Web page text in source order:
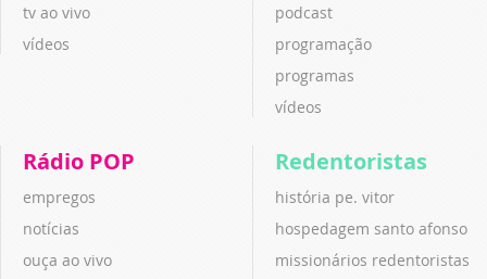
tv ao vivo
vídeos
podcast
programação
programas
vídeos
Rádio POP
empregos
notícias
ouça ao vivo
Redentoristas
história pe. vitor
hospedagem santo afonso
missionários redentoristas